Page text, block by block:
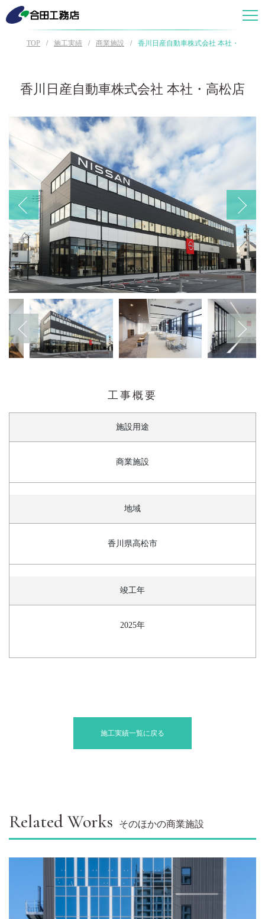
TOP 施工実績 商業施設 香川日産自動車株式会社 本社・高松店
香川日産自動車株式会社 本社・高松店
工事概要
施設用途
商業施設
地域
香川県高松市
竣工年
2025年
施工実績一覧に戻る
Related Works そのほかの商業施設